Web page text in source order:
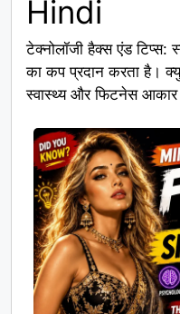
Hindi
टेक्नोलॉजी हैक्स एंड टिप्स:
का कप प्रदान करता है।
स्वास्थ्य और फिटनेस आकार